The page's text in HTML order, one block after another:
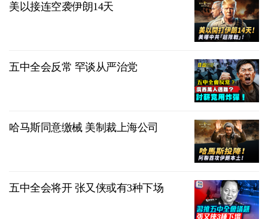
美以接连空袭伊朗14天
五中全会反常 罕谈从严治党
哈马斯同意缴械 美制裁上海公司
五中全会将开 张又侠或有3种下场